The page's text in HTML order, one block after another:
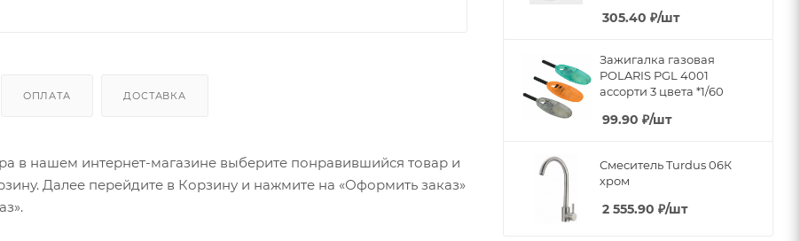
ОПЛАТА ДОСТАВКА
в нашем интернет-магазине выберите понравившийся товар и
Далее перейдите в Корзину и нажмите на «Оформить заказ»
305.40 ₽/шт
Зажигалка газовая
POLARIS PGL 4001
ассорти 3 цвета *1/60
99.90 ₽/шт
Смеситель Turdus 06К
хром
2 555.90 ₽/шт